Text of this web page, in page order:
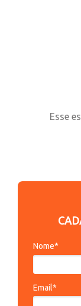
Esse
Nome*
Email*